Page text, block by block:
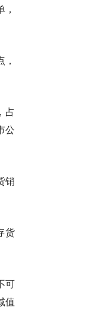
占
公
销
货
可
值